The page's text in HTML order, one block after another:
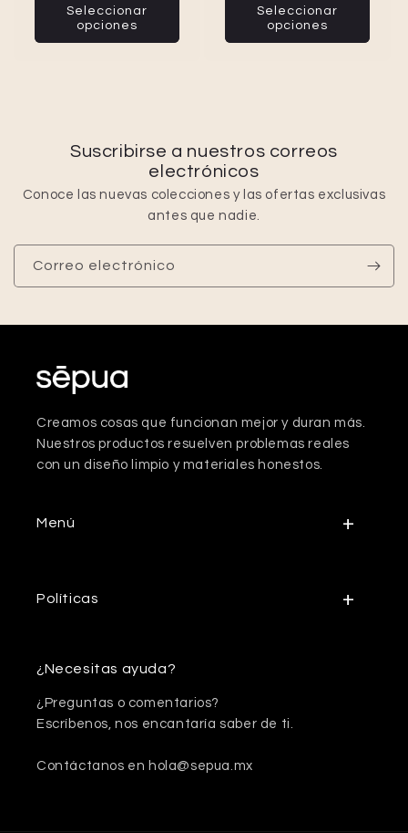
Seleccionar
opciones
Seleccionar
opciones
Suscribirse a nuestros correos
electrónicos
Conoce las nuevas colecciones y las ofertas exclusivas
antes que nadie.
Correo electrónico
Creamos cosas que funcionan mejor y duran más.
Nuestros productos resuelven problemas reales
con un diseño limpio y materiales honestos.
Menú
Políticas
¿Necesitas ayuda?
¿Preguntas o comentarios?
Escríbenos, nos encantaría saber de ti.
Contáctanos en hola@sepua.mx